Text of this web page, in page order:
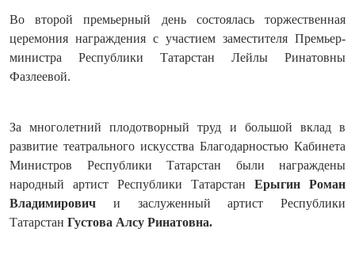
Во второй премьерный день состоялась торжественная
церемония награждения с участием заместителя Премьер-
министра Республики Татарстан Лейлы Ринатовны
Фазлеевой.
За многолетний плодотворный труд и большой вклад в
развитие театрального искусства Благодарностью Кабинета
Министров Республики Татарстан были награждены
народный артист Республики Татарстан Ерыгин Роман
Владимирович и заслуженный артист Республики
Татарстан Густова Алсу Ринатовна.